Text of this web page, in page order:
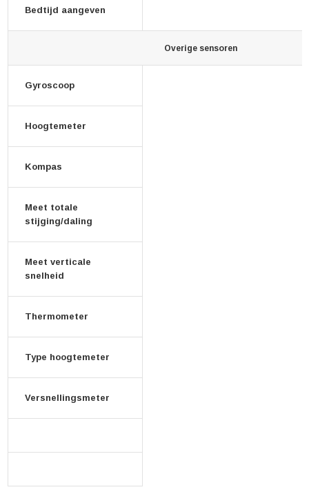
Bedtijd aangeven
Overige sensoren
Gyroscoop
Hoogtemeter
Kompas
Meet totale
stijging/daling
Meet verticale
snelheid
Thermometer
Type hoogtemeter
Versnellingsmeter